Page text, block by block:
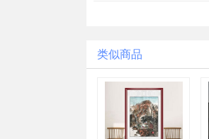
类似商品